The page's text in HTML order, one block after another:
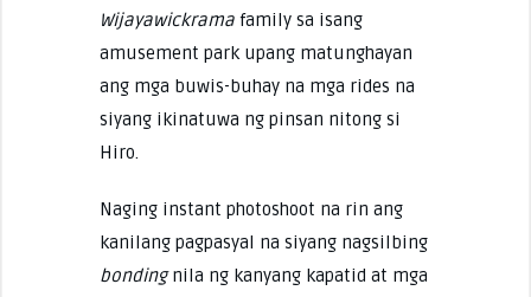
Wijayawickrama family sa isang
amusement park upang matunghayan
ang mga buwis-buhay na mga rides na
siyang ikinatuwa ng pinsan nitong si
Hiro.
Naging instant photoshoot na rin ang
kanilang pagpasyal na siyang nagsilbing
bondingnila ng kanyang kapatid at mga